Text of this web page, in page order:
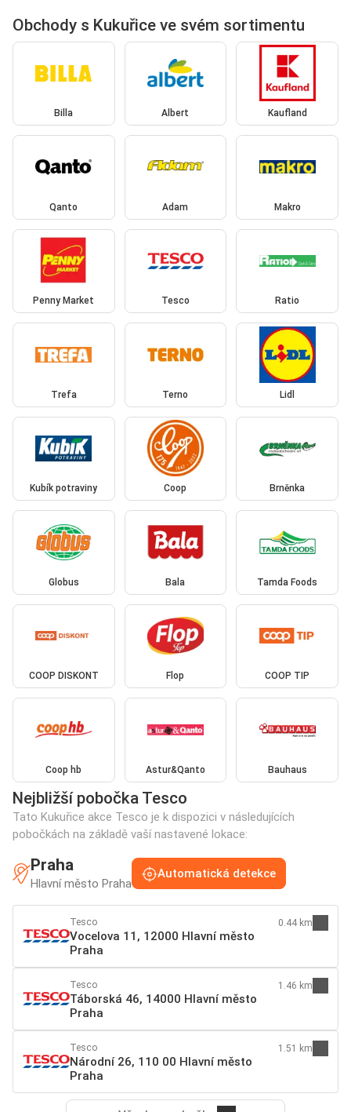
Obchody s Kukuřice ve svém sortimentu
Billa Albert Kaufland
Qanto Adam Makro
Penny Market Tesco Ratio
Trefa Terno Lidl
Kubík potraviny Coop Brněnka
Globus Bala Tamda Foods
COOP DISKONT Flop COOP TIP
Coop hb Astur&Qanto Bauhaus
Nejbližší pobočka Tesco
Tato Kukuřice akce Tesco je k dispozici v následujících
pobočkách na základě vaší nastavené lokace:
Praha
Hlavní město Praha
Automatická detekce
Tesco
Vocelova 11, 12000 Hlavní město
Praha
0.44 km
Tesco
Táborská 46, 14000 Hlavní město
Praha
1.46 km
Tesco
Národní 26, 110 00 Hlavní město
Praha
1.51 km